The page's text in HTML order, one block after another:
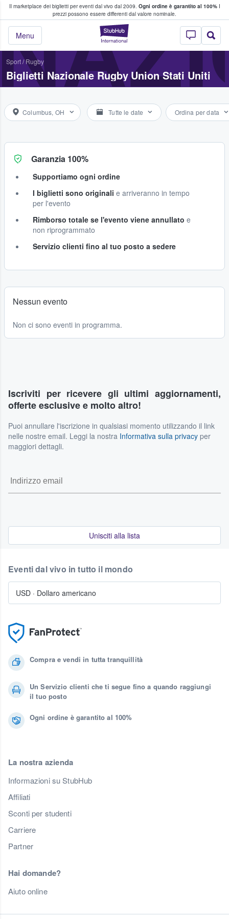
Il marketplace dei biglietti per eventi dal vivo dal 2009. Ogni ordine è garantito al 100%I
prezzi possono essere differenti dal valore nominale.
StubHub - Dove
Menu
fan comprano e vendono biglietti
Sport/Rugby
Biglietti Nazionale Rugby Union Stati Uniti
Columbus, OH Tutte le date Ordina per data
Garanzia 100%
Supportiamo ogni ordine
I biglietti sono originali e arriveranno in tempo
per l'evento
Rimborso totale se l'evento viene annullato e
non riprogrammato
Servizio clienti fino al tuo posto a sedere
Nessun evento
Non ci sono eventi in programma.
Iscriviti per ricevere gli ultimi aggiornamenti,
offerte esclusive e molto altro!
Puoi annullare l'iscrizione in qualsiasi momento utilizzando il link
nelle nostre email. Leggi la nostra Informativa sulla privacy per
maggiori dettagli.
Unisciti alla lista
Compra e vendi in tutta tranquillità
Un Servizio clienti che ti segue fino a quando raggiungi
il tuo posto
Ogni ordine è garantito al 100%
La nostra azienda
Informazioni su StubHub
Affiliati
Sconti per studenti
Carriere
Partner
Hai domande?
Aiuto online
Eventi dal vivo in tutto il mondo
USD · Dollaro americano